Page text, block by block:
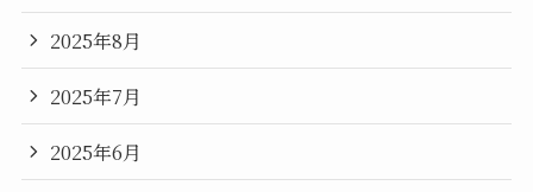
2025年8月
2025年7月
2025年6月